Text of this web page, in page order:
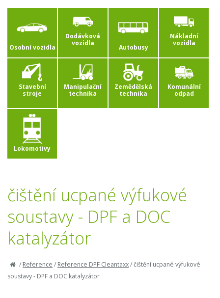
Osobní vozidla
Dodávková
vozidla
Autobusy
Nákladní
vozidla
Stavební
stroje
Manipulační
technika
Zemědělská
technika
Komunální
odpad
Lokomotivy
čištění ucpané výfukové
soustavy - DPF a DOC
katalyzátor
/Reference /Reference DPF Cleantaxx/čištění ucpané výfukové
soustavy - DPF a DOC katalyzátor